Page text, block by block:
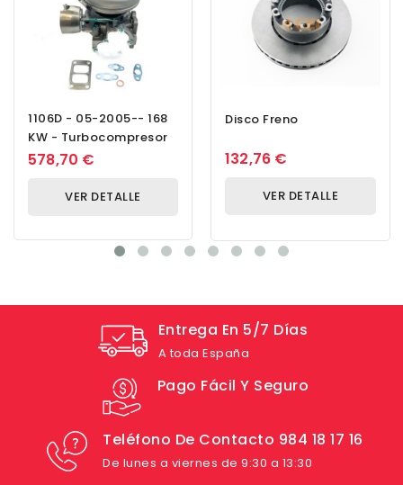
1106D - 05-2005-- 168
KW - Turbocompresor
578,70 €
VER DETALLE
Disco Freno
132,76 €
VER DETALLE
Entrega En 5/7 Días
A toda España
Pago Fácil Y Seguro
Teléfono De Contacto 984 18 17 16
De lunes a viernes de 9:30 a 13:30